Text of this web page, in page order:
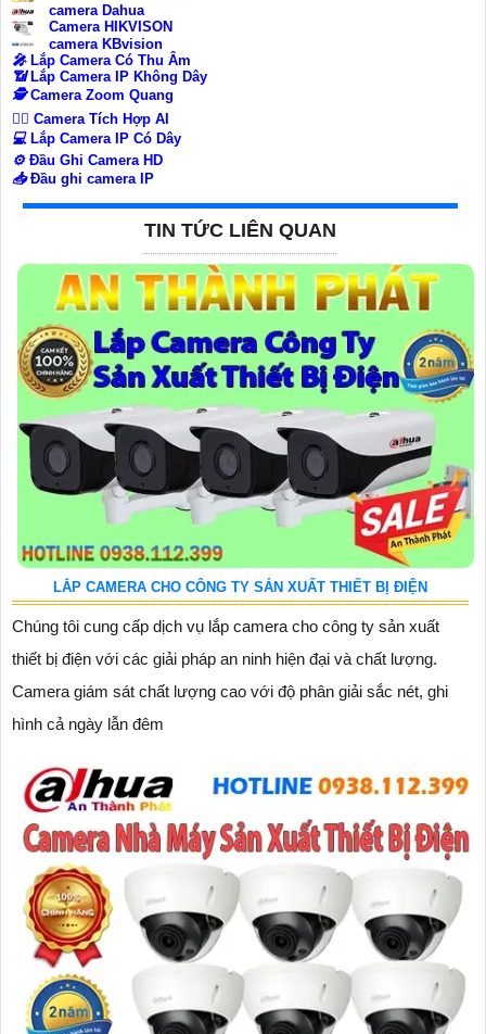
camera Dahua
Camera HIKVISON
camera KBvision
️🎤️ Lắp Camera Có Thu Âm
📶Lắp Camera IP Không Dây
🕵️Camera Zoom Quang
🧛‍♀️ Camera Tích Hợp AI
💻Lắp Camera IP Có Dây
⚙️Đầu Ghi Camera HD
📥Đầu ghi camera IP
TIN TỨC LIÊN QUAN
LẮP CAMERA CHO CÔNG TY SẢN XUẤT THIẾT BỊ ĐIỆN
Chúng tôi cung cấp dịch vụ lắp camera cho công ty sản xuất
thiết bị điện với các giải pháp an ninh hiện đại và chất lượng.
Camera giám sát chất lượng cao với độ phân giải sắc nét, ghi
hình cả ngày lẫn đêm